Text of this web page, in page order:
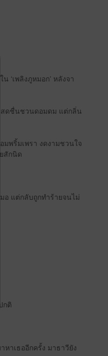
‘เพลิงภูหมอก’ หลังจา
สดชื่นชวนดอมดม แต่กลิ่น
พริ้มเพรา งดงามชวนใจ
สักนิด
อ แต่กลับถูกทำร้ายจนไม่
กติ
าเธออีกครั้ง มาธาวียัง